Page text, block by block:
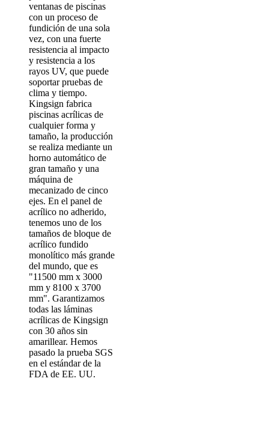
ventanas de piscinas
con un proceso de
fundición de una sola
vez, con una fuerte
resistencia al impacto
y resistencia a los
rayos UV, que puede
soportar pruebas de
clima y tiempo.
Kingsign fabrica
piscinas acrílicas de
cualquier forma y
tamaño, la producción
se realiza mediante un
horno automático de
gran tamaño y una
máquina de
mecanizado de cinco
ejes. En el panel de
acrílico no adherido,
tenemos uno de los
tamaños de bloque de
acrílico fundido
monolítico más grande
del mundo, que es
"11500 mm x 3000
mm y 8100 x 3700
mm". Garantizamos
todas las láminas
acrílicas de Kingsign
con 30 años sin
amarillear. Hemos
pasado la prueba SGS
en el estándar de la
FDA de EE. UU.